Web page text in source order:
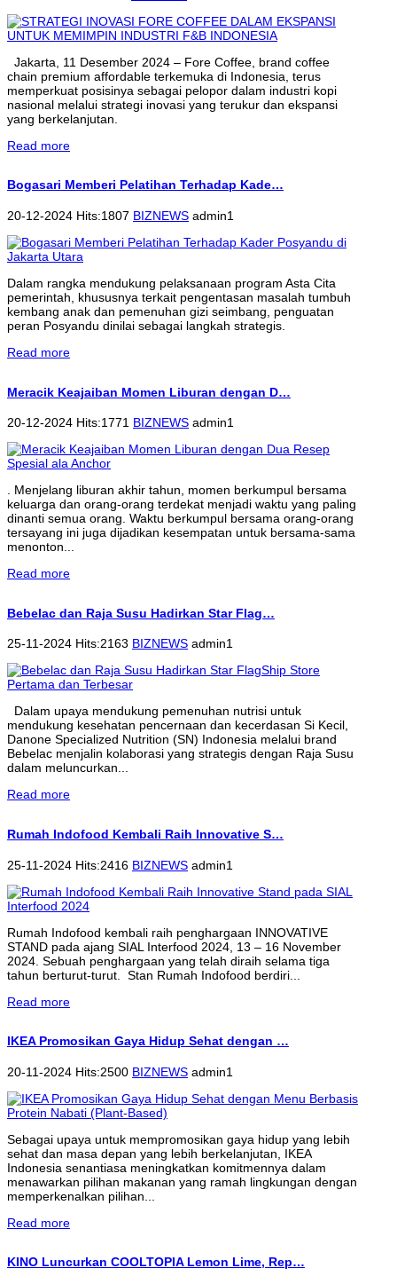
Jakarta, 11 Desember 2024 – Fore Coffee, brand coffee
chain premium affordable terkemuka di Indonesia, terus
memperkuat posisinya sebagai pelopor dalam industri kopi
nasional melalui strategi inovasi yang terukur dan ekspansi
yang berkelanjutan.
Read more
Bogasari Memberi Pelatihan Terhadap Kade…
20-12-2024 Hits:1807 BIZNEWS admin1
Dalam rangka mendukung pelaksanaan program Asta Cita
pemerintah, khususnya terkait pengentasan masalah tumbuh
kembang anak dan pemenuhan gizi seimbang, penguatan
peran Posyandu dinilai sebagai langkah strategis.
Read more
Meracik Keajaiban Momen Liburan dengan D…
20-12-2024 Hits:1771 BIZNEWS admin1
. Menjelang liburan akhir tahun, momen berkumpul bersama
keluarga dan orang-orang terdekat menjadi waktu yang paling
dinanti semua orang. Waktu berkumpul bersama orang-orang
tersayang ini juga dijadikan kesempatan untuk bersama-sama
menonton...
Read more
Bebelac dan Raja Susu Hadirkan Star Flag…
25-11-2024 Hits:2163 BIZNEWS admin1
Dalam upaya mendukung pemenuhan nutrisi untuk
mendukung kesehatan pencernaan dan kecerdasan Si Kecil,
Danone Specialized Nutrition (SN) Indonesia melalui brand
Bebelac menjalin kolaborasi yang strategis dengan Raja Susu
dalam meluncurkan...
Read more
Rumah Indofood Kembali Raih Innovative S…
25-11-2024 Hits:2416 BIZNEWS admin1
Rumah Indofood kembali raih penghargaan INNOVATIVE
STAND pada ajang SIAL Interfood 2024, 13 – 16 November
2024. Sebuah penghargaan yang telah diraih selama tiga
tahun berturut-turut. Stan Rumah Indofood berdiri...
Read more
IKEA Promosikan Gaya Hidup Sehat dengan …
20-11-2024 Hits:2500 BIZNEWS admin1
Sebagai upaya untuk mempromosikan gaya hidup yang lebih
sehat dan masa depan yang lebih berkelanjutan, IKEA
Indonesia senantiasa meningkatkan komitmennya dalam
menawarkan pilihan makanan yang ramah lingkungan dengan
memperkenalkan pilihan...
Read more
KINO Luncurkan COOLTOPIA Lemon Lime, Rep…